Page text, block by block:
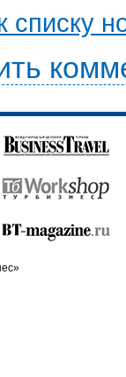
списку